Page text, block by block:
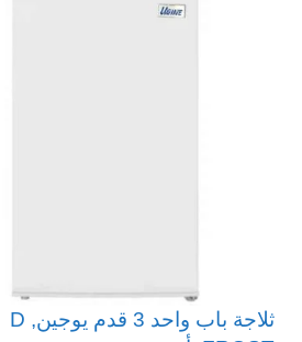
استهلاك موفر للطاقة
ثلاجة باب واحد 3 قدم يوجين, D